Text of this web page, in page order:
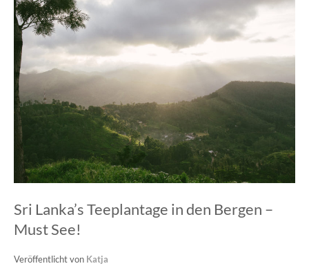
Sri Lanka’s Teeplantage in den Bergen –
Must See!
Veröffentlicht von Katja